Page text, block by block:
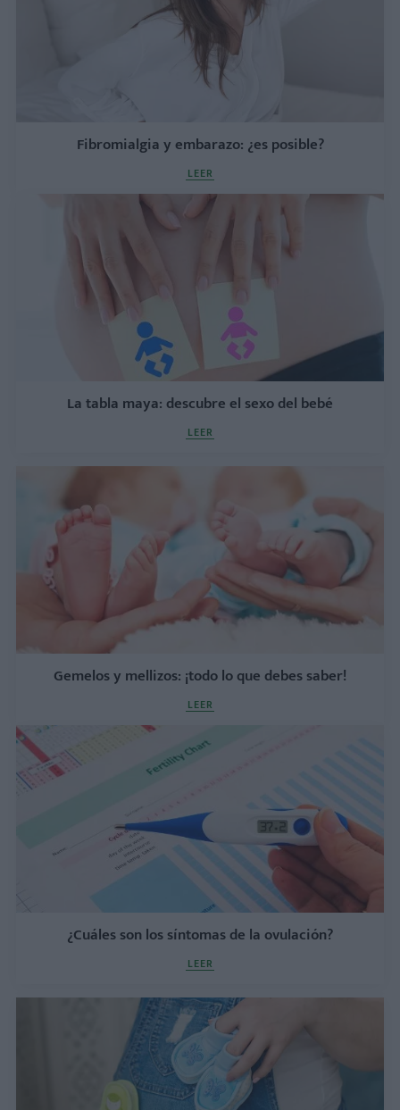
Fibromialgia y embarazo: ¿es posible?
LEER
La tabla maya: descubre el sexo del bebé
LEER
Gemelos y mellizos: ¡todo lo que debes saber!
LEER
¿Cuáles son los síntomas de la ovulación?
LEER